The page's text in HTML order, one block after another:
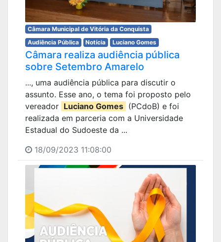
Câmara Municipal de Vitória da Conquista
Audiência Pública
Notícia Luciano Gomes
Câmara realiza audiência pública
sobre Setembro Amarelo
..., uma audiência pública para discutir o
assunto. Esse ano, o tema foi proposto pelo
vereador Luciano Gomes (PCdoB) e foi
realizada em parceria com a Universidade
Estadual do Sudoeste da ...
18/09/2023 11:08:00